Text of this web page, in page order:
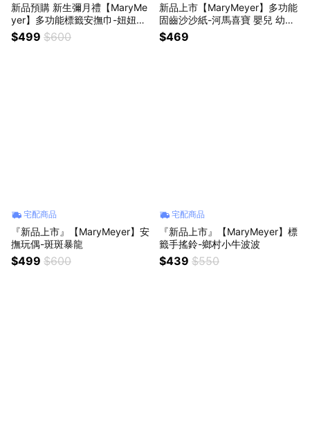
新品預購 新生彌月禮【MaryMe
yer】多功能標籤安撫巾-妞妞毛
毛蟲
$499 $600
新品上市【MaryMeyer】多功能
固齒沙沙紙-河馬喜寶 嬰兒 幼兒
孩童 嬰幼兒 玩具 安撫用品
$469
宅配商品
『新品上市』【MaryMeyer】安
撫玩偶-斑斑暴龍
$499 $600
宅配商品
『新品上市』【MaryMeyer】標
籤手搖鈴-鄉村小牛波波
$439 $550